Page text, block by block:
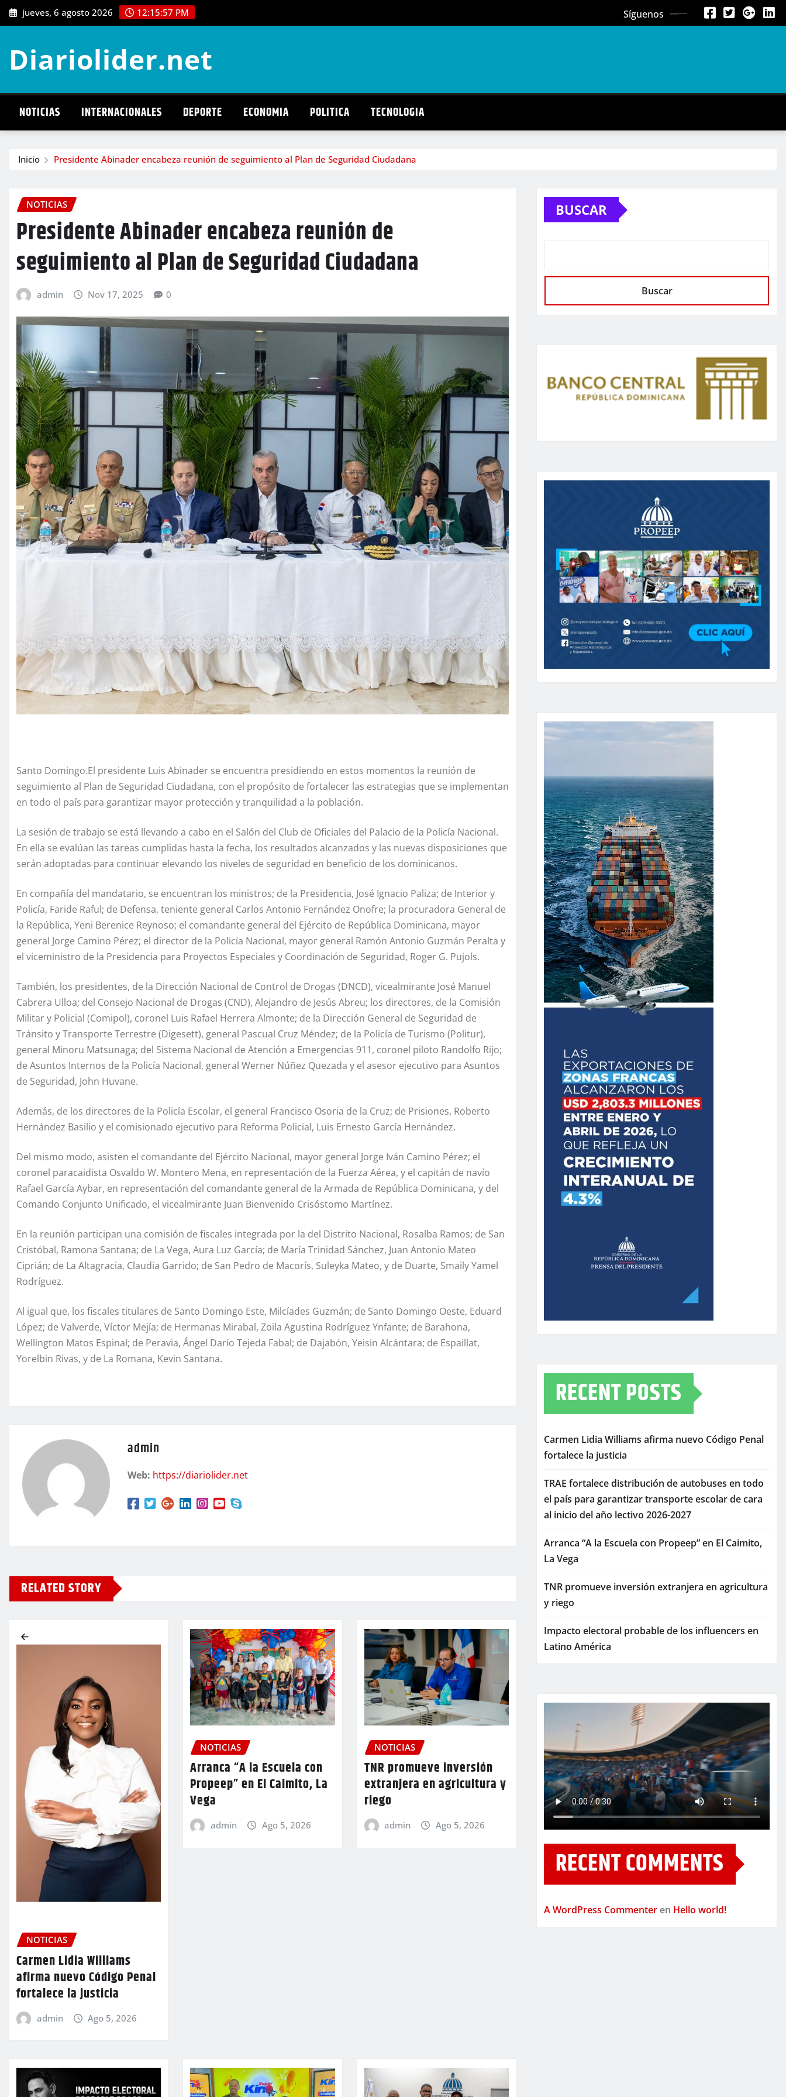
Saltar
al
jueves, 6 agosto 2026 12:15:58 PM Síguenos
Diariolider.net
NOTICIAS INTERNACIONALES DEPORTE ECONOMIA POLITICA TECNOLOGIA
Inicio Presidente Abinader encabeza reunión de seguimiento al Plan de Seguridad Ciudadana
NOTICIAS
Presidente Abinader encabeza reunión de
seguimiento al Plan de Seguridad Ciudadana
admin Nov 17, 2025 0
Santo Domingo.El presidente Luis Abinader se encuentra presidiendo en estos momentos la reunión de
seguimiento al Plan de Seguridad Ciudadana, con el propósito de fortalecer las estrategias que se implementan
en todo el país para garantizar mayor protección y tranquilidad a la población.
La sesión de trabajo se está llevando a cabo en el Salón del Club de Oficiales del Palacio de la Policía Nacional.
En ella se evalúan las tareas cumplidas hasta la fecha, los resultados alcanzados y las nuevas disposiciones que
serán adoptadas para continuar elevando los niveles de seguridad en beneficio de los dominicanos.
En compañía del mandatario, se encuentran los ministros; de la Presidencia, José Ignacio Paliza; de Interior y
Policía, Faride Raful; de Defensa, teniente general Carlos Antonio Fernández Onofre; la procuradora General de
la República, Yeni Berenice Reynoso; el comandante general del Ejército de República Dominicana, mayor
general Jorge Camino Pérez; el director de la Policía Nacional, mayor general Ramón Antonio Guzmán Peralta y
el viceministro de la Presidencia para Proyectos Especiales y Coordinación de Seguridad, Roger G. Pujols.
También, los presidentes, de la Dirección Nacional de Control de Drogas (DNCD), vicealmirante José Manuel
Cabrera Ulloa; del Consejo Nacional de Drogas (CND), Alejandro de Jesús Abreu; los directores, de la Comisión
Militar y Policial (Comipol), coronel Luis Rafael Herrera Almonte; de la Dirección General de Seguridad de
Tránsito y Transporte Terrestre (Digesett), general Pascual Cruz Méndez; de la Policía de Turismo (Politur),
general Minoru Matsunaga; del Sistema Nacional de Atención a Emergencias 911, coronel piloto Randolfo Rijo;
de Asuntos Internos de la Policía Nacional, general Werner Núñez Quezada y el asesor ejecutivo para Asuntos
de Seguridad, John Huvane.
Además, de los directores de la Policía Escolar, el general Francisco Osoria de la Cruz; de Prisiones, Roberto
Hernández Basilio y el comisionado ejecutivo para Reforma Policial, Luis Ernesto García Hernández.
Del mismo modo, asisten el comandante del Ejército Nacional, mayor general Jorge Iván Camino Pérez; el
coronel paracaidista Osvaldo W. Montero Mena, en representación de la Fuerza Aérea, y el capitán de navío
Rafael García Aybar, en representación del comandante general de la Armada de República Dominicana, y del
Comando Conjunto Unificado, el vicealmirante Juan Bienvenido Crisóstomo Martínez.
En la reunión participan una comisión de fiscales integrada por la del Distrito Nacional, Rosalba Ramos; de San
Cristóbal, Ramona Santana; de La Vega, Aura Luz García; de María Trinidad Sánchez, Juan Antonio Mateo
Ciprián; de La Altagracia, Claudia Garrido; de San Pedro de Macorís, Suleyka Mateo, y de Duarte, Smaily Yamel
Rodríguez.
Al igual que, los fiscales titulares de Santo Domingo Este, Milcíades Guzmán; de Santo Domingo Oeste, Eduard
López; de Valverde, Víctor Mejía; de Hermanas Mirabal, Zoila Agustina Rodríguez Ynfante; de Barahona,
Wellington Matos Espinal; de Peravia, Ángel Darío Tejeda Fabal; de Dajabón, Yeisin Alcántara; de Espaillat,
Yorelbin Rivas, y de La Romana, Kevin Santana.
admin
Web: https://diariolider.net
RELATED STORY
NOTICIAS
Carmen Lidia Williams
afirma nuevo Código Penal
fortalece la justicia
admin Ago 5, 2026
NOTICIAS
Arranca “A la Escuela con
Propeep” en El Caimito, La
Vega
admin Ago 5, 2026
NOTICIAS
TNR promueve inversión
extranjera en agricultura y
riego
admin Ago 5, 2026
BUSCAR
Buscar
RECENT POSTS
Carmen Lidia Williams afirma nuevo Código Penal
fortalece la justicia
TRAE fortalece distribución de autobuses en todo
el país para garantizar transporte escolar de cara
al inicio del año lectivo 2026-2027
Arranca “A la Escuela con Propeep” en El Caimito,
La Vega
TNR promueve inversión extranjera en agricultura
y riego
Impacto electoral probable de los influencers en
Latino América
RECENT COMMENTS
A WordPress Commenter en Hello world!